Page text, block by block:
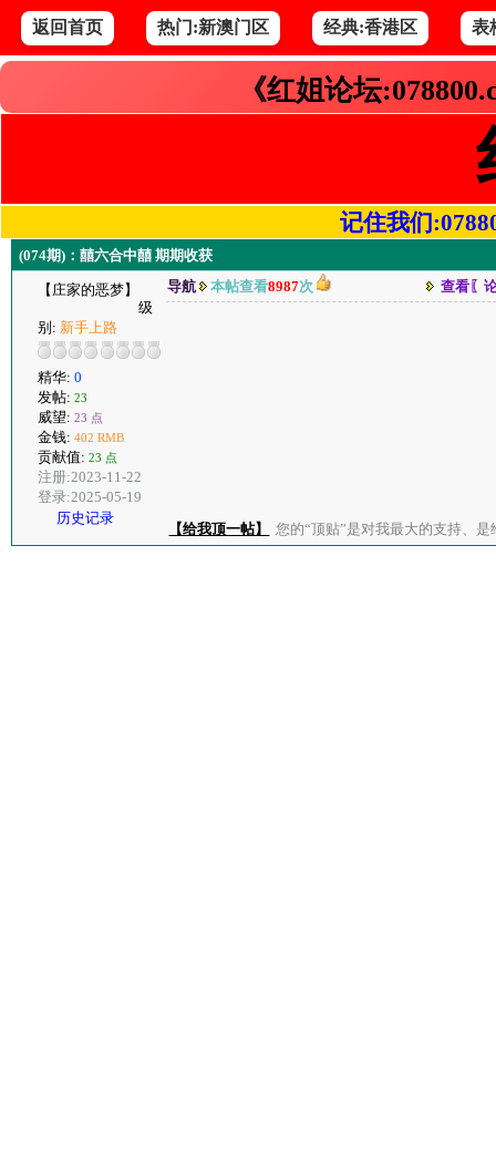
返回首页 热门:新澳门区 经典:香港区 表
《红姐论坛
记住我们
(074期)：囍六合中囍 期期收获
【庄家的恶梦】
级
别: 新手上路
精华: 0
发帖: 23
威望: 23 点
金钱: 402 RMB
贡献值: 23 点
注册:2023-11-22
登录:2025-05-19
历史记录
导航 本帖查看8987次 查看〖
【给我顶一帖】 您的“顶贴”是对我最大的支持、